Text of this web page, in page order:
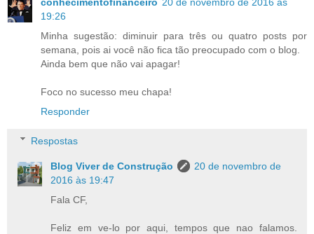
19:26
Minha sugestão: diminuir para três ou quatro posts por
semana, pois ai você não fica tão preocupado com o blog.
Ainda bem que não vai apagar!
Foco no sucesso meu chapa!
Responder
Respostas
Blog Viver de Construção
20 de novembro de
2016 às 19:47
Fala CF,
Feliz em ve-lo por aqui, tempos que nao falamos.